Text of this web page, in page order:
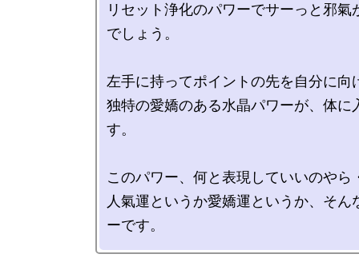
リセット浄化のパワーでサーっと邪氣
でしょう。
左手に持ってポイントの先を自分に向
独特の愛嬌のある水晶パワーが、体に
す。
このパワー、何と表現していいのやら
人氣運というか愛嬌運というか、そん